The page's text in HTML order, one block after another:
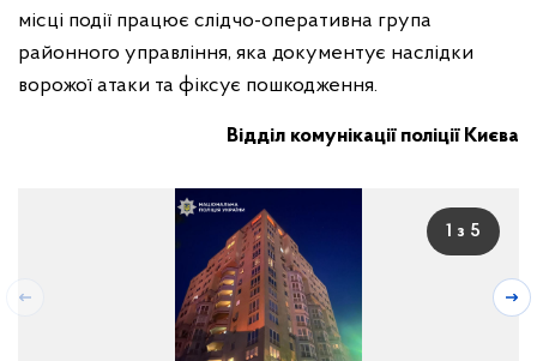
місці події працює слідчо-оперативна група
районного управління, яка документує наслідки
ворожої атаки та фіксує пошкодження.
Відділ комунікації поліції Києва
1 з 5